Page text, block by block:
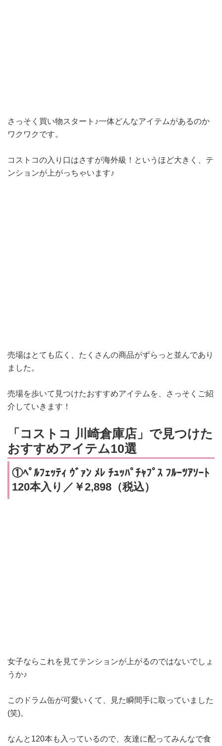
さっそく買い物スタート♪一体どんなアイテムがあるのか
ワクワクです。
コストコの入り口はさすが海外級！というほど大きく、テ
ンションが上がっちゃいます♪
売場はとても広く、たくさんの商品がずらっと並んであり
ました。
売場を歩いて見つけたおすすめアイテムを、さっそくご紹
介していきます！
「コストコ 川崎倉庫店」で見つけた
おすすめアイテム10選
①ﾍﾟﾙﾌｪｯﾃｨ ｳﾞｧﾝ ﾒﾚ ﾁｭｯﾊﾟﾁｬﾌﾟｽ ﾌﾙｰﾂｱｿｰﾄ
120本入り／￥2,898（税込）
女子ならこれを見てテンションが上がるのではないでしょ
うか♪
このドラム缶が可愛いくて、見た瞬間手に取っていました
(笑)。
なんと120本も入っているので、友達に配ってみんなで食